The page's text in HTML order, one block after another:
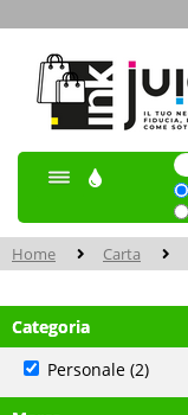
Home Carta
Categoria
Personale (2)